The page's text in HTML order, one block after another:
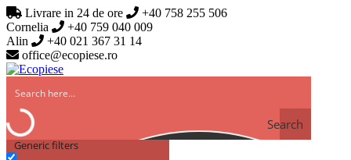
Livrare in 24 de ore
+40 758 255 506
Cornelia
+40 759 040 009
Alin
+40 021 367 31 14
office@ecopiese.ro
Search
Generic filters